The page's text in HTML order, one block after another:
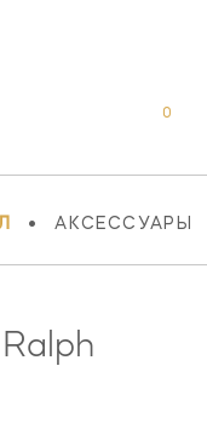
• АКСЕССУАРЫ
0
Ralph